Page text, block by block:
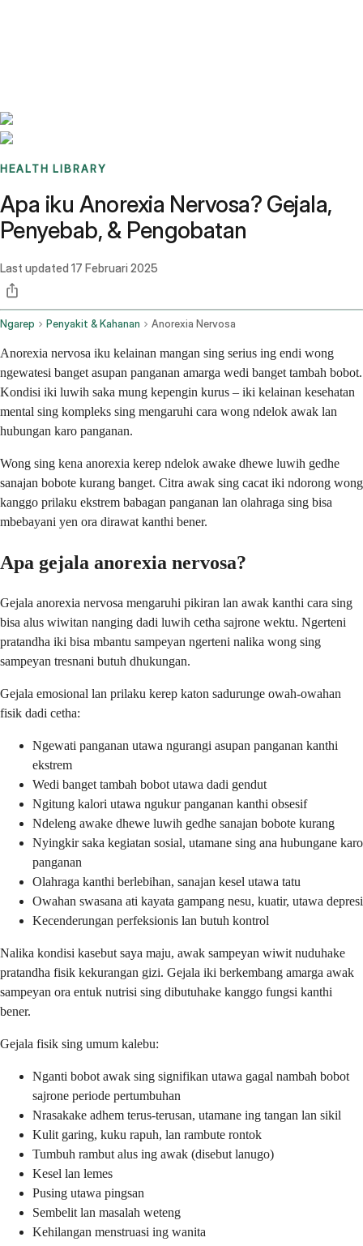
HEALTH LIBRARY
Apa iku Anorexia Nervosa? Gejala,
Penyebab, & Pengobatan
Last updated 17 Februari 2025
Ngarep Penyakit & Kahanan Anorexia Nervosa
Anorexia nervosa iku kelainan mangan sing serius ing endi wong
ngewatesi banget asupan panganan amarga wedi banget tambah bobot.
Kondisi iki luwih saka mung kepengin kurus – iki kelainan kesehatan
mental sing kompleks sing mengaruhi cara wong ndelok awak lan
hubungan karo panganan.
Wong sing kena anorexia kerep ndelok awake dhewe luwih gedhe
sanajan bobote kurang banget. Citra awak sing cacat iki ndorong wong
kanggo prilaku ekstrem babagan panganan lan olahraga sing bisa
mbebayani yen ora dirawat kanthi bener.
Apa gejala anorexia nervosa?
Gejala anorexia nervosa mengaruhi pikiran lan awak kanthi cara sing
bisa alus wiwitan nanging dadi luwih cetha sajrone wektu. Ngerteni
pratandha iki bisa mbantu sampeyan ngerteni nalika wong sing
sampeyan tresnani butuh dhukungan.
Gejala emosional lan prilaku kerep katon sadurunge owah-owahan
fisik dadi cetha:
Ngewati panganan utawa ngurangi asupan panganan kanthi
ekstrem
Wedi banget tambah bobot utawa dadi gendut
Ngitung kalori utawa ngukur panganan kanthi obsesif
Ndeleng awake dhewe luwih gedhe sanajan bobote kurang
Nyingkir saka kegiatan sosial, utamane sing ana hubungane karo
panganan
Olahraga kanthi berlebihan, sanajan kesel utawa tatu
Owahan swasana ati kayata gampang nesu, kuatir, utawa depresi
Kecenderungan perfeksionis lan butuh kontrol
Nalika kondisi kasebut saya maju, awak sampeyan wiwit nuduhake
pratandha fisik kekurangan gizi. Gejala iki berkembang amarga awak
sampeyan ora entuk nutrisi sing dibutuhake kanggo fungsi kanthi
bener.
Gejala fisik sing umum kalebu:
Nganti bobot awak sing signifikan utawa gagal nambah bobot
sajrone periode pertumbuhan
Nrasakake adhem terus-terusan, utamane ing tangan lan sikil
Kulit garing, kuku rapuh, lan rambute rontok
Tumbuh rambut alus ing awak (disebut lanugo)
Kesel lan lemes
Pusing utawa pingsan
Sembelit lan masalah weteng
Kehilangan menstruasi ing wanita